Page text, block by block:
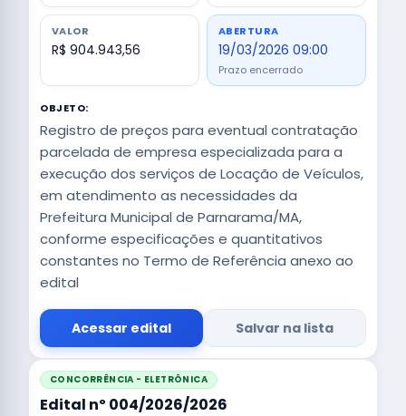
VALOR
R$ 904.943,56
ABERTURA
19/03/2026 09:00
Prazo encerrado
OBJETO:
Registro de preços para eventual contratação
parcelada de empresa especializada para a
execução dos serviços de Locação de Veículos,
em atendimento as necessidades da
Prefeitura Municipal de Parnarama/MA,
conforme especificações e quantitativos
constantes no Termo de Referência anexo ao
edital
Acessar edital Salvar na lista
CONCORRÊNCIA - ELETRÔNICA
Edital nº 004/2026/2026